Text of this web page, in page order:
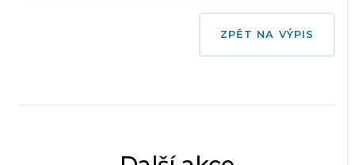
ZPĚT NA VÝPIS